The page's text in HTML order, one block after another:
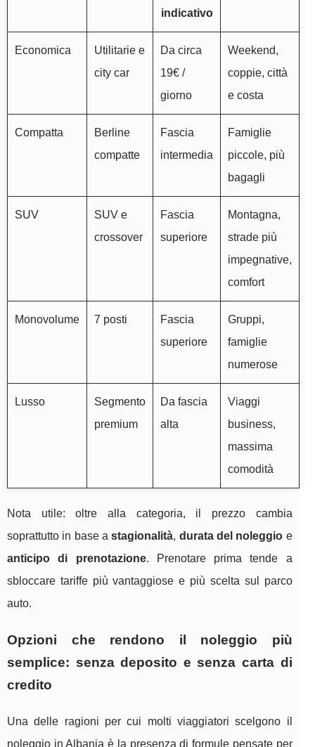
indicativo
Economica
Utilitarie e
city car
Da circa
19€ /
giorno
Weekend,
coppie, città
e costa
Compatta
Berline
compatte
Fascia
intermedia
Famiglie
piccole, più
bagagli
SUV
SUV e
crossover
Fascia
superiore
Montagna,
strade più
impegnative,
comfort
Monovolume 7 posti
Fascia
superiore
Gruppi,
famiglie
numerose
Lusso
Segmento
premium
Da fascia
alta
Viaggi
business,
massima
comodità
Nota utile: oltre alla categoria, il prezzo cambia
soprattutto in base astagionalità, durata del noleggio e
anticipo di prenotazione. Prenotare prima tende a
sbloccare tariffe più vantaggiose e più scelta sul parco
auto.
Opzioni che rendono il noleggio più
semplice: senza deposito e senza carta di
credito
Una delle ragioni per cui molti viaggiatori scelgono il
noleggio in Albania è la presenza di formule pensate per